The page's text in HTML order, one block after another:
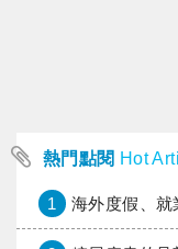
熱門點閱 Hot
1 海外度假、就業、遊學